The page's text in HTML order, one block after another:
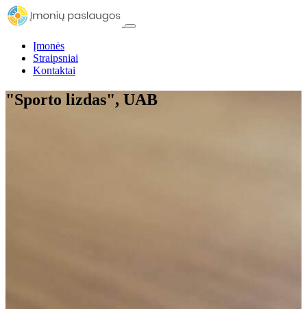
Įmonės
Straipsniai
Kontaktai
"Sporto lizdas", UAB